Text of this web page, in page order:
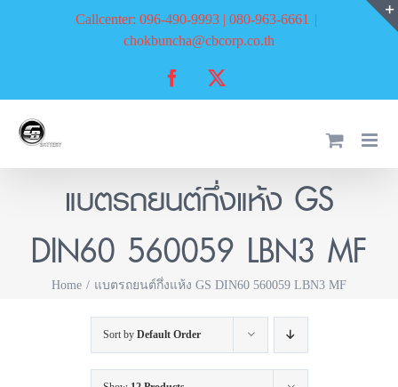
Callcenter: 096-490-9993 | 080-963-6661 |
chokbuncha@cbcorp.co.th
Facebook
แบตรถยนต์กึ่งแห้ง GS
DIN60 560059 LBN3 MF
Home แบตรถยนต์กึ่งแห้ง GS DIN60 560059 LBN3 MF
Sort by Default Order